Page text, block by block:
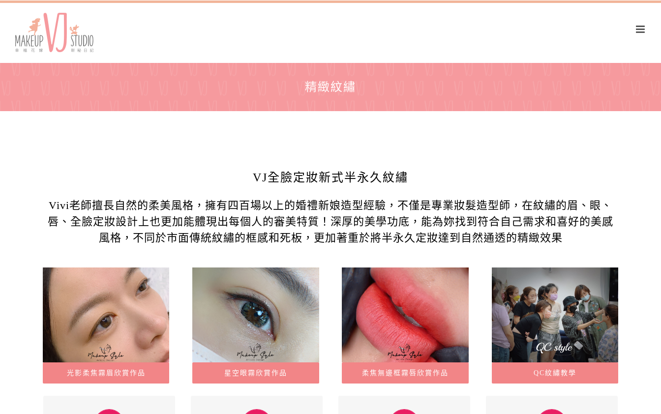
精緻紋繡
VJ全臉定妝新式半永久紋繡
Vivi老師擅長自然的柔美風格，擁有四百場以上的婚禮新娘造型經驗，不僅是專業妝髮造型師，在紋繡的眉、眼、
唇、全臉定妝設計上也更加能體現出每個人的審美特質！深厚的美學功底，能為妳找到符合自己需求和喜好的美感
風格，不同於市面傳統紋繡的框感和死板，更加著重於將半永久定妝達到自然通透的精緻效果
光影柔焦霧眉欣賞作品 星空眼霧欣賞作品 柔焦無邊框霧唇欣賞作品 QC紋繡教學